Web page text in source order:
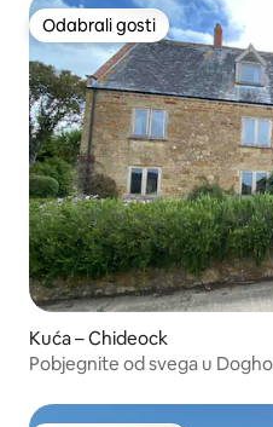
Odabrali gosti
Odabrali gosti
Kuća – Chideock
Pobjegnite od svega u